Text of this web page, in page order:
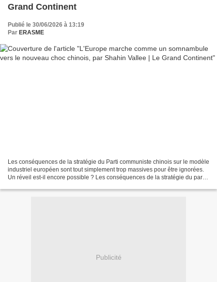
Grand Continent
Publié le 30/06/2026 à 13:19
Par ERASME
Les conséquences de la stratégie du Parti communiste chinois sur le modèle
industriel européen sont tout simplement trop massives pour être ignorées.
Un réveil est-il encore possible ? Les conséquences de la stratégie du parti
Publicité